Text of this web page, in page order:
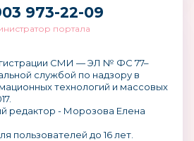
973-22-09
портала
СМИ — ЭЛ № ФС 77–
службой по надзору в
технологий и массовых
редактор - Морозова Елена
пользователей до 16 лет.